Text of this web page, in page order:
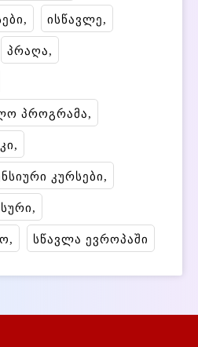
ისწავლე
პრაღა
პროგრამა
კურსები
სწავლა ევროპაში